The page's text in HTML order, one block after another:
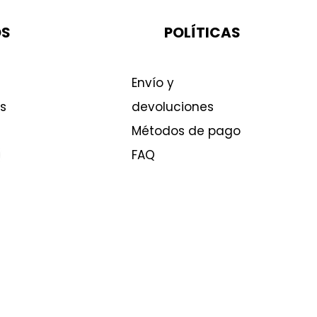
POLÍTICAS
Envío y
devoluciones
Métodos de pago
FAQ